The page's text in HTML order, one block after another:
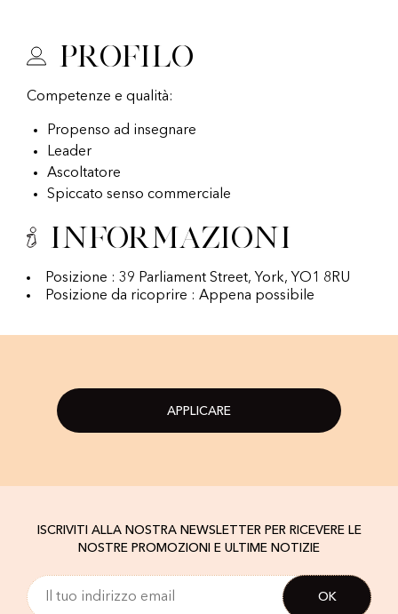
Profilo
Competenze e qualità:
Propenso ad insegnare
Leader
Ascoltatore
Spiccato senso commerciale
Informazioni
Posizione : 39 Parliament Street, York, YO1 8RU
Posizione da ricoprire : Appena possibile
APPLICARE
ISCRIVITI ALLA NOSTRA NEWSLETTER PER RICEVERE LE
NOSTRE PROMOZIONI E ULTIME NOTIZIE